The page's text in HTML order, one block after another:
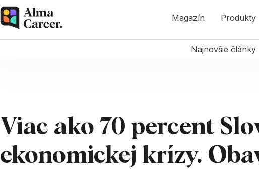
Magazín Produkty
Najnovšie články
Viac ako 70 percent
ekonomickej krízy.